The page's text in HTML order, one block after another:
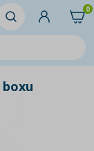
0
boxu